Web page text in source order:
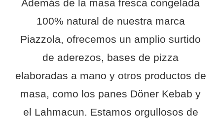
Historia
Producción
Rescursos
Presentación de masas vegetales gratuita
Español
Nederlands
Además de la masa fresca congelada
100% natural de nuestra marca
Piazzola, ofrecemos un amplio surtido
de aderezos, bases de pizza
elaboradas a mano y otros productos de
masa, como los panes Döner Kebab y
el Lahmacun. Estamos orgullosos de